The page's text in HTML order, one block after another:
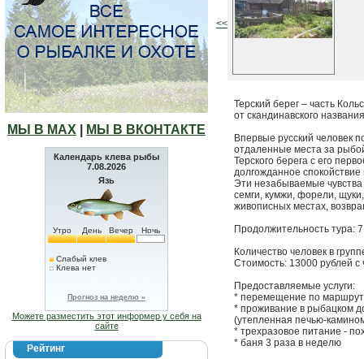
МЫ В МАХ МЫ В ВКОНТАКТЕ
Календарь клева рыбы
7.08.2026
Язь
Утро День Вечер Ночь
Слабый клев
Клева нет
Прогноз на неделю »
Можете разместить этот информер у себя на
сайте
Рейтинг
<<
Терский берег – часть
от скандинавского
Впервые русский человек
отдаленные места за
Терского берега с его
долгожданное спокойствие
Эти незабываемые
семги, кумжи, форели, щуки,
живописных местах,
Продолжительность тура:
Количество человек в
Стоимость: 13000 рублей с
Предоставляемые услуги:
* перемещение по
* проживание в рыбацком
(утепленная печью-
* трехразовое питание -
* баня 3 раза в неделю